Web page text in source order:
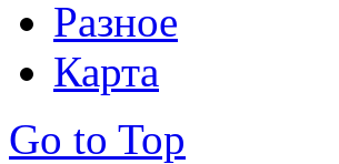
Разное
Карта
Go to Top